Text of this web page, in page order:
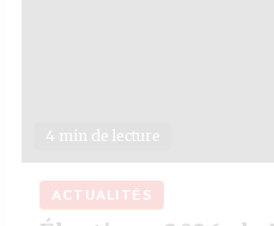
4 min de lecture
ACTUALITÉS